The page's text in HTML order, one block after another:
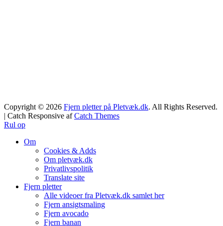
Copyright © 2026 Fjern pletter på Pletvæk.dk. All Rights Reserved.
| Catch Responsive afCatch Themes
Rul op
Om
Cookies & Adds
Om pletvæk.dk
Privatlivspolitik
Translate site
Fjern pletter
Alle videoer fra Pletvæk.dk samlet her
Fjern ansigtsmaling
Fjern avocado
Fjern banan